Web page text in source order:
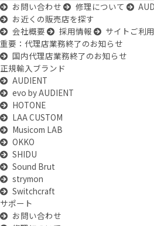
お問い合わせ 修理について
お近くの販売店を探す
会社概要
採用情報 サイトご利
重要：代理店業務終了のお知らせ
国内代理店業務終了のお知らせ
正規輸入ブランド
AUDIENT
evo by AUDIENT
HOTONE
LAA CUSTOM
Musicom LAB
OKKO
SHIDU
Sound Brut
strymon
Switchcraft
サポート
お問い合わせ